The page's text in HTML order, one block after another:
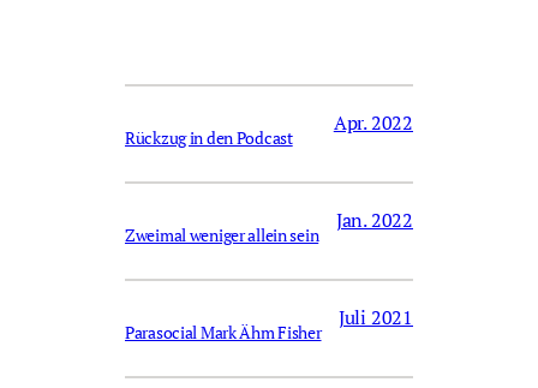
Rückzug in den Podcast
Apr. 2022
Zweimal weniger allein sein
Jan. 2022
Parasocial Mark Ähm Fisher
Juli 2021